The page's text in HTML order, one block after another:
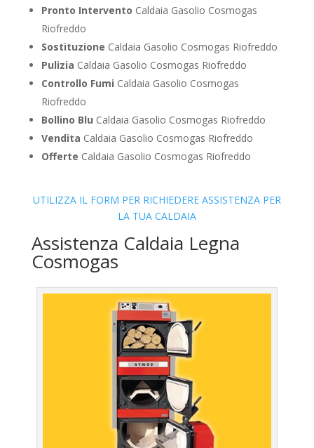
Pronto Intervento Caldaia Gasolio Cosmogas
Riofreddo
Sostituzione Caldaia Gasolio Cosmogas Riofreddo
Pulizia Caldaia Gasolio Cosmogas Riofreddo
Controllo Fumi Caldaia Gasolio Cosmogas
Riofreddo
Bollino Blu Caldaia Gasolio Cosmogas Riofreddo
Vendita Caldaia Gasolio Cosmogas Riofreddo
Offerte Caldaia Gasolio Cosmogas Riofreddo
UTILIZZA IL FORM PER RICHIEDERE ASSISTENZA PER
LA TUA CALDAIA
Assistenza Caldaia Legna
Cosmogas